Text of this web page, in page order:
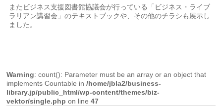
またビジネス支援図書館協議会が行っている「ビジネス・ライブ
ラリアン講習会」のテキストブックや、その他のチラシも展示し
ました。
Warning: count(): Parameter must be an array or an object that
implements Countable in/home/jbla2/business-
library.jp/public_html/wp-content/themes/biz-
vektor/single.php on line47